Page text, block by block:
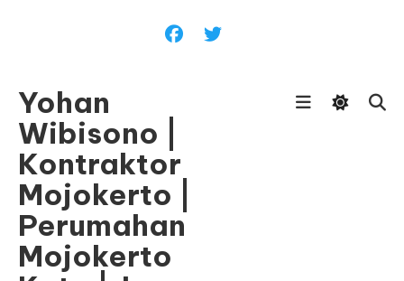
Yohan
Wibisono |
Kontraktor
Mojokerto |
Perumahan
Mojokerto